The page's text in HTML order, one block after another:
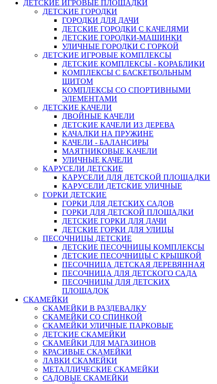
ДЕТСКИЕ ИГРОВЫЕ ПЛОЩАДКИ
ДЕТСКИЕ ГОРОДКИ
ГОРОДКИ ДЛЯ ДАЧИ
ДЕТСКИЕ ГОРОДКИ С КАЧЕЛЯМИ
ДЕТСКИЕ ГОРОДКИ-МАШИНКИ
УЛИЧНЫЕ ГОРОДКИ С ГОРКОЙ
ДЕТСКИЕ ИГРОВЫЕ КОМПЛЕКСЫ
ДЕТСКИЕ КОМПЛЕКСЫ - КОРАБЛИКИ
КОМПЛЕКСЫ С БАСКЕТБОЛЬНЫМ
ЩИТОМ
КОМПЛЕКСЫ СО СПОРТИВНЫМИ
ЭЛЕМЕНТАМИ
ДЕТСКИЕ КАЧЕЛИ
ДВОЙНЫЕ КАЧЕЛИ
ДЕТСКИЕ КАЧЕЛИ ИЗ ДЕРЕВА
КАЧАЛКИ НА ПРУЖИНЕ
КАЧЕЛИ - БАЛАНСИРЫ
МАЯТНИКОВЫЕ КАЧЕЛИ
УЛИЧНЫЕ КАЧЕЛИ
КАРУСЕЛИ ДЕТСКИЕ
КАРУСЕЛИ ДЛЯ ДЕТСКОЙ ПЛОЩАДКИ
КАРУСЕЛИ ДЕТСКИЕ УЛИЧНЫЕ
ГОРКИ ДЕТСКИЕ
ГОРКИ ДЛЯ ДЕТСКИХ САДОВ
ГОРКИ ДЛЯ ДЕТСКОЙ ПЛОЩАДКИ
ДЕТСКИЕ ГОРКИ ДЛЯ ДАЧИ
ДЕТСКИЕ ГОРКИ ДЛЯ УЛИЦЫ
ПЕСОЧНИЦЫ ДЕТСКИЕ
ДЕТСКИЕ ПЕСОЧНИЦЫ КОМПЛЕКСЫ
ДЕТСКИЕ ПЕСОЧНИЦЫ С КРЫШКОЙ
ПЕСОЧНИЦА ДЕТСКАЯ ДЕРЕВЯННАЯ
ПЕСОЧНИЦА ДЛЯ ДЕТСКОГО САДА
ПЕСОЧНИЦЫ ДЛЯ ДЕТСКИХ
ПЛОЩАДОК
СКАМЕЙКИ
СКАМЕЙКИ В РАЗДЕВАЛКУ
СКАМЕЙКИ СО СПИНКОЙ
СКАМЕЙКИ УЛИЧНЫЕ ПАРКОВЫЕ
ДЕТСКИЕ СКАМЕЙКИ
СКАМЕЙКИ ДЛЯ МАГАЗИНОВ
КРАСИВЫЕ СКАМЕЙКИ
ЛАВКИ СКАМЕЙКИ
МЕТАЛЛИЧЕСКИЕ СКАМЕЙКИ
САДОВЫЕ СКАМЕЙКИ